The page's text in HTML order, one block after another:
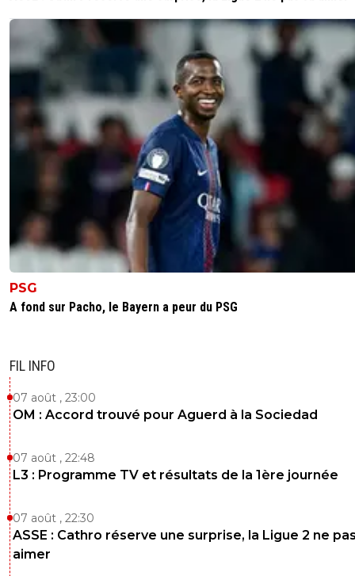
PSG
A fond sur Pacho, le Bayern a peur du PSG
FIL INFO
07 août , 23:00
OM : Accord trouvé pour Aguerd à la Sociedad
07 août , 22:48
L3 : Programme TV et résultats de la 1ère journée
07 août , 22:30
ASSE : Cathro réserve une surprise, la Ligue 2 ne
aimer